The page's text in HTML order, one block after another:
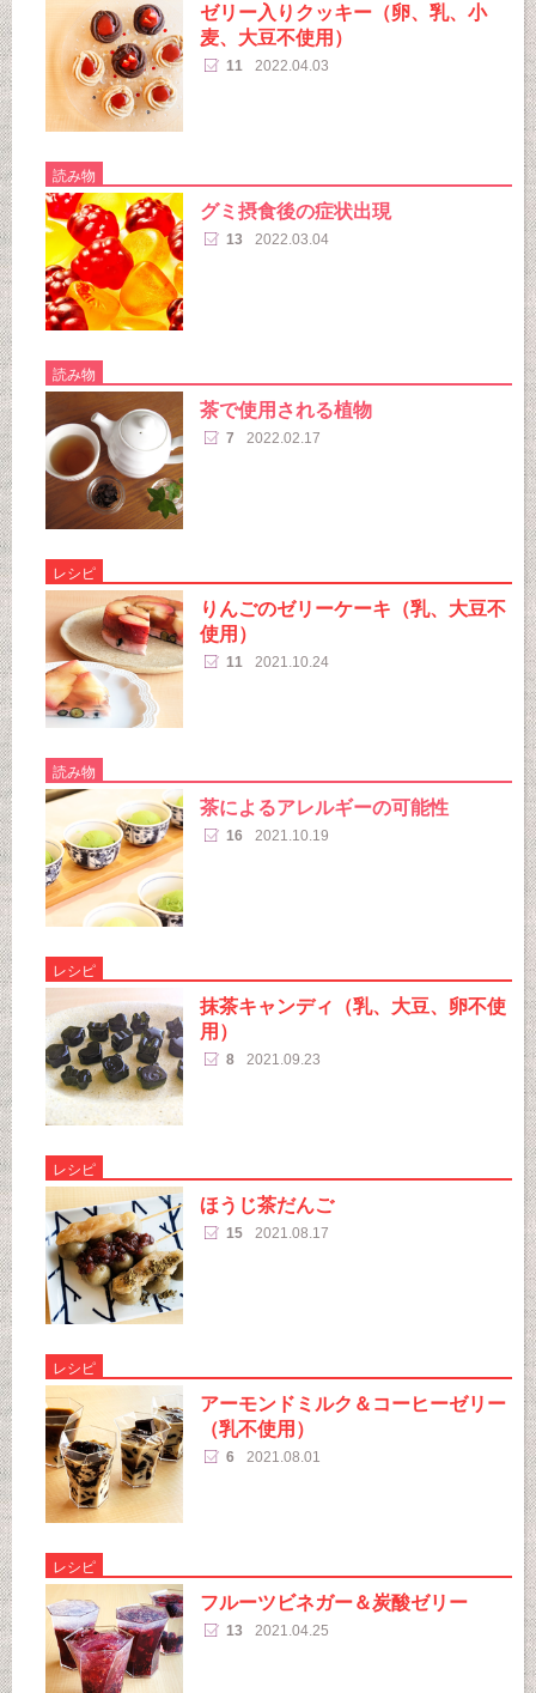
ゼリー入りクッキー（卵、乳、小
麦、大豆不使用）
11 2022.04.03
読み物
グミ摂食後の症状出現
13 2022.03.04
読み物
茶で使用される植物
7 2022.02.17
レシピ
りんごのゼリーケーキ（乳、大豆不
使用）
11 2021.10.24
読み物
茶によるアレルギーの可能性
16 2021.10.19
レシピ
抹茶キャンディ（乳、大豆、卵不使
用）
8 2021.09.23
レシピ
ほうじ茶だんご
15 2021.08.17
レシピ
アーモンドミルク＆コーヒーゼリー
（乳不使用）
6 2021.08.01
レシピ
フルーツビネガー＆炭酸ゼリー
13 2021.04.25